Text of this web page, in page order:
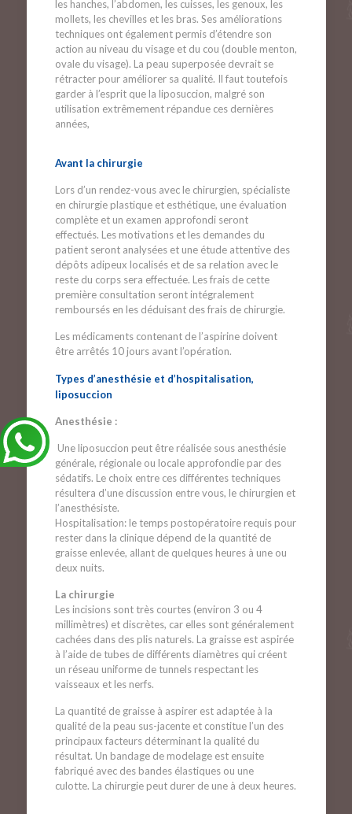
les hanches, l’abdomen, les cuisses, les genoux, les
mollets, les chevilles et les bras. Ses améliorations
techniques ont également permis d’étendre son
action au niveau du visage et du cou (double menton,
ovale du visage). La peau superposée devrait se
rétracter pour améliorer sa qualité. Il faut toutefois
garder à l’esprit que la liposuccion, malgré son
utilisation extrêmement répandue ces dernières
années,
Avant la chirurgie
Lors d’un rendez-vous avec le chirurgien, spécialiste
en chirurgie plastique et esthétique, une évaluation
complète et un examen approfondi seront
effectués. Les motivations et les demandes du
patient seront analysées et une étude attentive des
dépôts adipeux localisés et de sa relation avec le
reste du corps sera effectuée. Les frais de cette
première consultation seront intégralement
remboursés en les déduisant des frais de chirurgie.
Les médicaments contenant de l’aspirine doivent
être arrêtés 10 jours avant l’opération.
Types d’anesthésie et d’hospitalisation,
liposuccion
Anesthésie :
Une liposuccion peut être réalisée sous anesthésie
générale, régionale ou locale approfondie par des
sédatifs. Le choix entre ces différentes techniques
résultera d’une discussion entre vous, le chirurgien et
l’anesthésiste.
Hospitalisation: le temps postopératoire requis pour
rester dans la clinique dépend de la quantité de
graisse enlevée, allant de quelques heures à une ou
deux nuits.
La chirurgie
Les incisionssont très courtes (environ 3 ou 4
millimètres) et discrètes, car elles sont généralement
cachées dans des plis naturels. La graisse est aspirée
à l’aide de tubes de différents diamètres qui créent
un réseau uniforme de tunnels respectant les
vaisseaux et les nerfs.
La quantité de graisse à aspirer est adaptée à la
qualité de la peau sus-jacente et constitue l’un des
principaux facteurs déterminant la qualité du
résultat. Un bandage de modelage est ensuite
fabriqué avec des bandes élastiques ou une
culotte. La chirurgie peut durer de une à deux heures.